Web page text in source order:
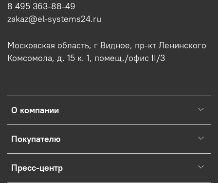
О компании
Покупателю
Пресс-центр
8 495 363-88-49
zakaz@el-systems24.ru
Московская область, г Видное, пр-кт Ленинского
Комсомола, д. 15 к. 1, помещ./офис II/3